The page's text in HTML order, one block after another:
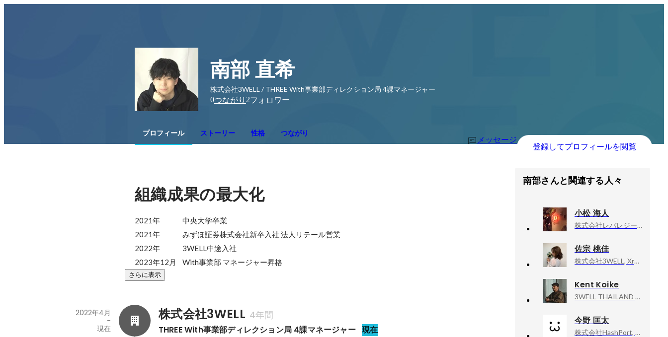
南部 直希
株式会社3WELL / THREE With事業部ディレクション局 4課マネージャー
0つながり 2フォロワー
プロフィール ストーリー 性格 つながり
メッセージ
登録してプロフィールを閲覧
組織成果の最大化
2021年		中央大学卒業
2021年		みずほ証券株式会社新卒入社 法人リテール営業
2022年		3WELL中途入社
2023年12月	With事業部 マネージャー昇格
さらに表示
株式会社3WELL 4年間
THREE With事業部ディレクション局 4課マネージャー 現在
2022年4月
-
現在
南部さんと関連する人々
小松 海人
株式会社レバレジーズ, マーケティング事業部
佐宗 桃佳
株式会社3WELL, Xross事業部 セールス局セールス課マネージャー
Kent Koike
3WELL THAILAND Co.,Ltd., 代表
今野 匡太
株式会社HashPort, プロダクトデザイナー / デザインマネージャー